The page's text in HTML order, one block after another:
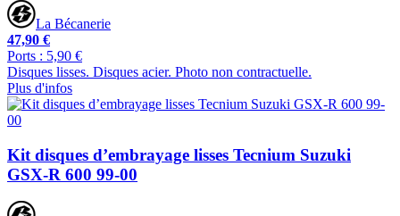
La Bécanerie
47,90 €
Ports : 5,90 €
Disques lisses. Disques acier. Photo non contractuelle.
Plus d'infos
Kit disques d’embrayage lisses Tecnium Suzuki
GSX-R 600 99-00